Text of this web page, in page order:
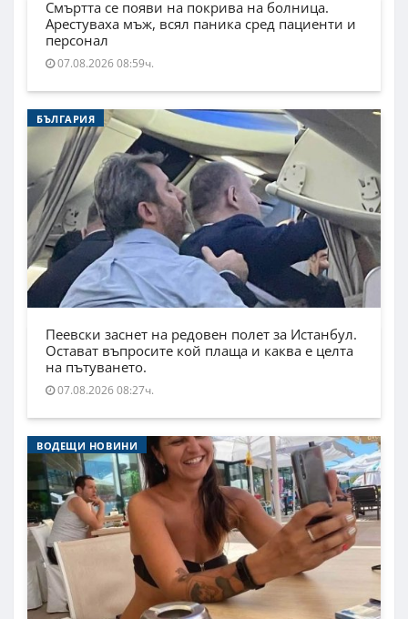
Смъртта се появи на покрива на болница.
Арестуваха мъж, всял паника сред пациенти и
персонал
07.08.2026 08:59ч.
БЪЛГАРИЯ
Пеевски заснет на редовен полет за Истанбул.
Остават въпросите кой плаща и каква е целта
на пътуването.
07.08.2026 08:27ч.
ВОДЕЩИ НОВИНИ